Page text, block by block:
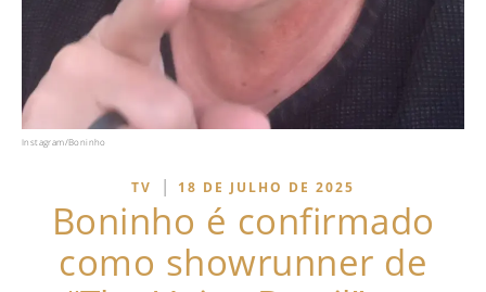
Instagram/Boninho
TV | 18 DE JULHO DE 2025
Boninho é confirmado
como showrunner de